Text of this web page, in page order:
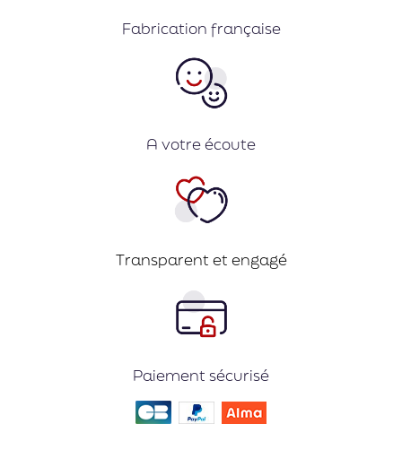
Fabrication française
A votre écoute
Transparent et engagé
Paiement sécurisé